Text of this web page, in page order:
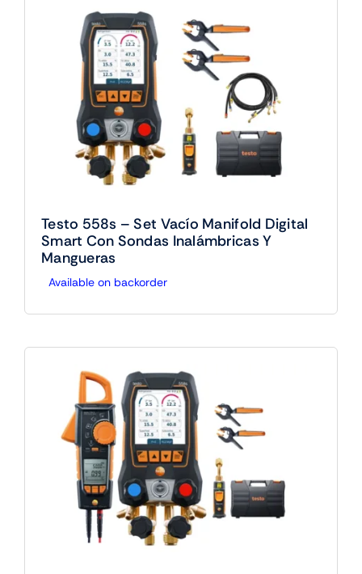
Testo 558s – Set Vacío Manifold Digital
Smart Con Sondas Inalámbricas Y
Mangueras
Available on backorder